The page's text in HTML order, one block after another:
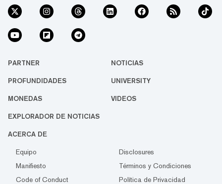
PARTNER NOTICIAS
PROFUNDIDADES UNIVERSITY
MONEDAS VIDEOS
EXPLORADOR DE NOTICIAS
ACERCA DE
Equipo
Disclosures
Manifiesto
Términos y Condiciones
Code of Conduct
Política de Privacidad